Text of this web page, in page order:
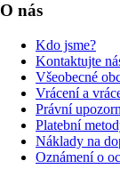
O nás
Kdo jsme?
Kontaktujte
Všeobecné
Vrácení a
Právní
Platební
Náklady na
Oznámení o